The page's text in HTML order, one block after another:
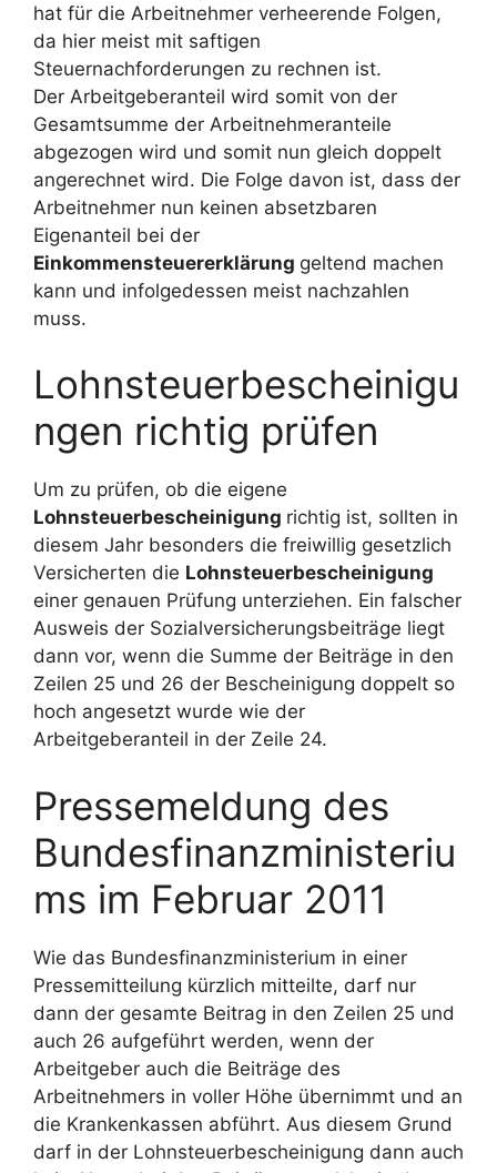
hat für die Arbeitnehmer verheerende Folgen,
da hier meist mit saftigen
Steuernachforderungen zu rechnen ist.
Der Arbeitgeberanteil wird somit von der
Gesamtsumme der Arbeitnehmeranteile
abgezogen wird und somit nun gleich doppelt
angerechnet wird. Die Folge davon ist, dass der
Arbeitnehmer nun keinen absetzbaren
Eigenanteil bei der
Einkommensteuererklärung geltend machen
kann und infolgedessen meist nachzahlen
muss.
Lohnsteuerbescheinigu
ngen richtig prüfen
Um zu prüfen, ob die eigene
Lohnsteuerbescheinigung richtig ist, sollten in
diesem Jahr besonders die freiwillig gesetzlich
Versicherten die Lohnsteuerbescheinigung
einer genauen Prüfung unterziehen. Ein falscher
Ausweis der Sozialversicherungsbeiträge liegt
dann vor, wenn die Summe der Beiträge in den
Zeilen 25 und 26 der Bescheinigung doppelt so
hoch angesetzt wurde wie der
Arbeitgeberanteil in der Zeile 24.
Pressemeldung des
Bundesfinanzministeriu
ms im Februar 2011
Wie das Bundesfinanzministerium in einer
Pressemitteilung kürzlich mitteilte, darf nur
dann der gesamte Beitrag in den Zeilen 25 und
auch 26 aufgeführt werden, wenn der
Arbeitgeber auch die Beiträge des
Arbeitnehmers in voller Höhe übernimmt und an
die Krankenkassen abführt. Aus diesem Grund
darf in der Lohnsteuerbescheinigung dann auch